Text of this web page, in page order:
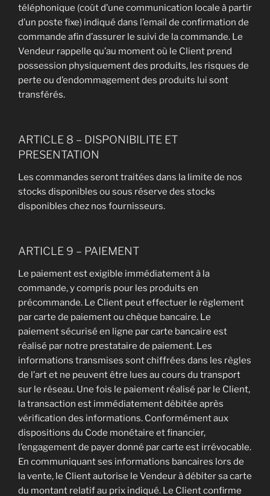
téléphonique (coût d’une communication locale à partir
d’un poste fixe) indiqué dans l’email de confirmation de
commande afin d’assurer le suivi de la commande. Le
Vendeur rappelle qu’au moment où le Client prend
possession physiquement des produits, les risques de
perte ou d’endommagement des produits lui sont
transférés.
ARTICLE 8 – DISPONIBILITE ET
PRESENTATION
Les commandes seront traitées dans la limite de nos
stocks disponibles ou sous réserve des stocks
disponibles chez nos fournisseurs.
ARTICLE 9 – PAIEMENT
Le paiement est exigible immédiatement à la
commande, y compris pour les produits en
précommande. Le Client peut effectuer le règlement
par carte de paiement ou chèque bancaire. Le
paiement sécurisé en ligne par carte bancaire est
réalisé par notre prestataire de paiement. Les
informations transmises sont chiffrées dans les règles
de l’art et ne peuvent être lues au cours du transport
sur le réseau. Une fois le paiement réalisé par le Client,
la transaction est immédiatement débitée après
vérification des informations. Conformément aux
dispositions du Code monétaire et financier,
l’engagement de payer donné par carte est irrévocable.
En communiquant ses informations bancaires lors de
la vente, le Client autorise le Vendeur à débiter sa carte
du montant relatif au prix indiqué. Le Client confirme